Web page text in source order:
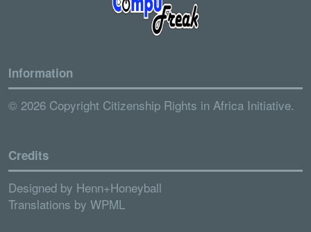
Information
© 2026 Copyright Citizenship Rights in Africa Initiative.
Credits
Designed by Henn+Honeyball
Translations by WPML